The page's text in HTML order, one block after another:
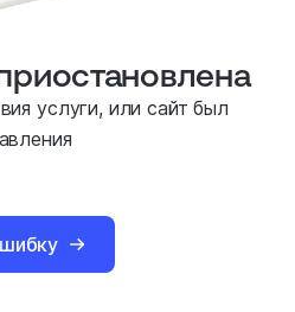
услуги, или сайт был